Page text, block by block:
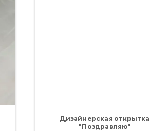
Дизайнерская открытка
"Поздравляю"